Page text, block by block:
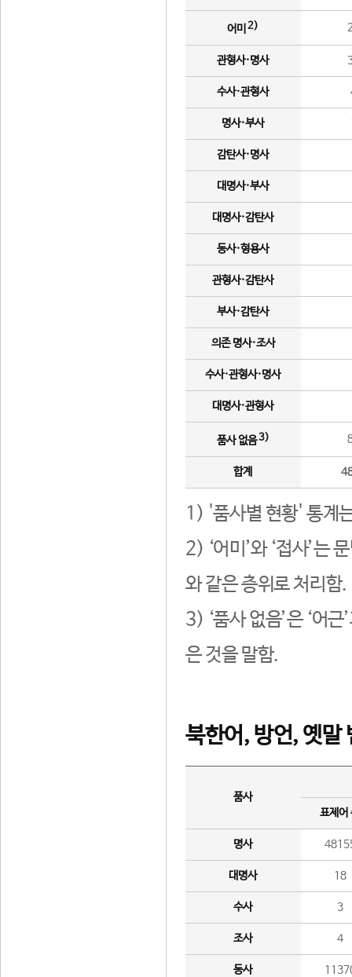
어미 2)
관형사·명사
수사·관형사
명사·부사
감탄사·명사
대명사·부사
대명사·감탄사
동사·형용사
관형사·감탄사
부사·감탄사
의존 명사·조사
수사·관형사·명사
대명사·관형사
품사 없음3)
합계
1) '품사별 현황' 통계
2) ‘어미’와 ‘접사’는
와 같은 층위로 처리함.
3) ‘품사 없음’은 ‘어
은 것을 말함.
북한어, 방언, 옛말
품사
표제어
명사
대명사 18
수사 3
조사 4
동사